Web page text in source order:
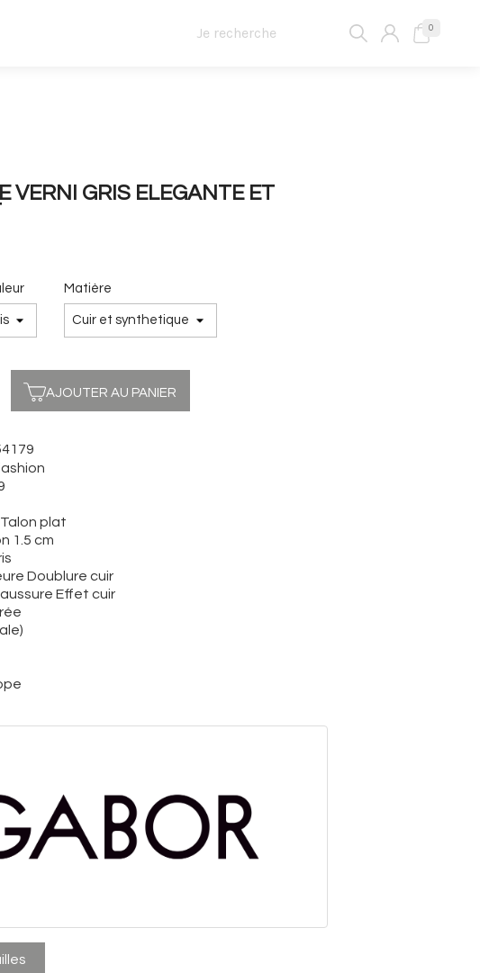
0
VERNI GRIS ELEGANTE ET
Matière
AJOUTER AU PANIER
plat
1.5 cm
Doublure cuir
Effet cuir